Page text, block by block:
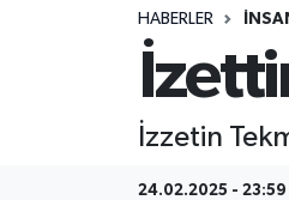
HABERLER
İzzetin
24.02.2025 - 23:59